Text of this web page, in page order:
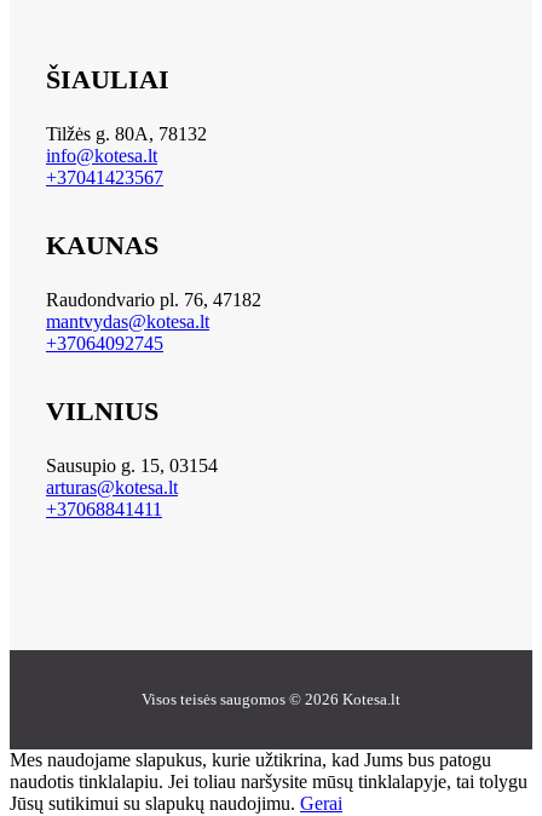
ŠIAULIAI
Tilžės g. 80A, 78132
info@kotesa.lt
+37041423567
KAUNAS
Raudondvario pl. 76, 47182
mantvydas@kotesa.lt
+37064092745
VILNIUS
Sausupio g. 15, 03154
arturas@kotesa.lt
+37068841411
Visos teisės saugomos © 2026 Kotesa.lt
Mes naudojame slapukus, kurie užtikrina, kad Jums bus patogu
naudotis tinklalapiu. Jei toliau naršysite mūsų tinklalapyje, tai tolygu
Jūsų sutikimui su slapukų naudojimu. Gerai